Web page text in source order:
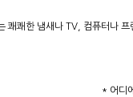
쾌쾌한 냄새나 TV, 컴퓨터나
* 어디